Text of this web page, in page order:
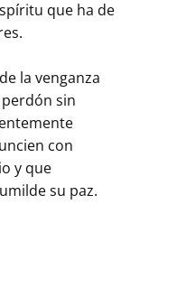
que ha de
la venganza
sin
con
y que
su paz.